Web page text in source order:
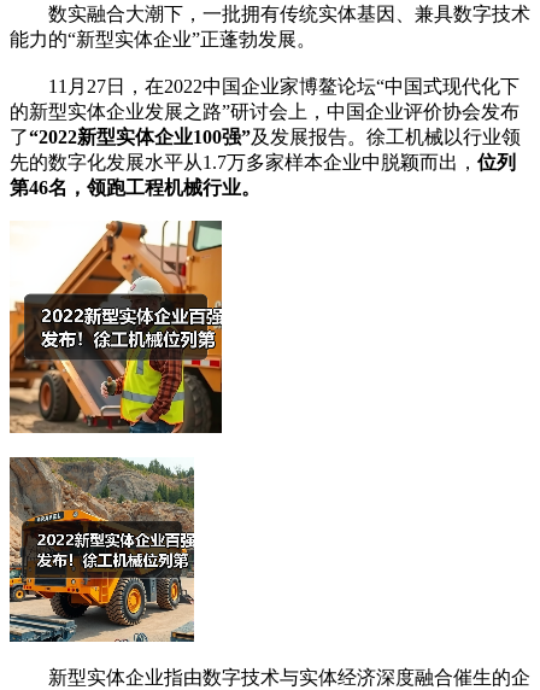
数实融合大潮下，一批拥有传统实体基因、兼具数字技术
能力的“新型实体企业”正蓬勃发展。
11月27日，在2022中国企业家博鳌论坛“中国式现代化下
的新型实体企业发展之路”研讨会上，中国企业评价协会发布
了“2022新型实体企业100强”及发展报告。徐工机械以行业领
先的数字化发展水平从1.7万多家样本企业中脱颖而出， 位列
第46名，领跑工程机械行业。
新型实体企业指由数字技术与实体经济深度融合催生的企